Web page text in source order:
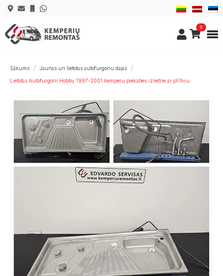
0
Sākums Jaunas un lietotas autofurgonu daļas
Lietotas Autofurgoni Hobby 1997-2001 kemperu piekabes izlietne ar plītiņu